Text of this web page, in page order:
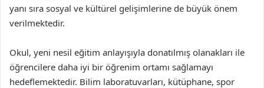
yanı sıra sosyal ve kültürel gelişimlerine de büyük önem
verilmektedir.
Okul, yeni nesil eğitim anlayışıyla donatılmış olanakları ile
öğrencilere daha iyi bir öğrenim ortamı sağlamayı
hedeflemektedir. Bilim laboratuvarları, kütüphane, spor